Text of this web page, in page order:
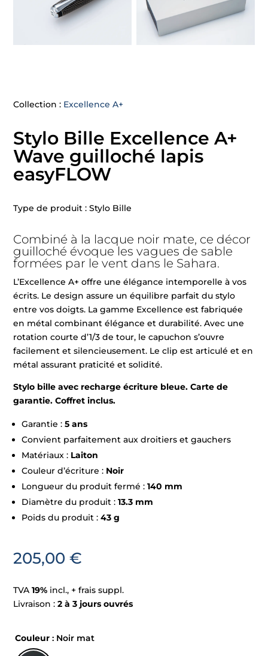
Collection : Excellence A+
Stylo Bille Excellence A+
Wave guilloché lapis
easyFLOW
Type de produit : Stylo Bille
Combiné à la lacque noir mate, ce décor
guilloché évoque les vagues de sable
formées par le vent dans le Sahara.
L’Excellence A+ offre une élégance intemporelle à vos
écrits. Le design assure un équilibre parfait du stylo
entre vos doigts. La gamme Excellence est fabriquée
en métal combinant élégance et durabilité. Avec une
rotation courte d’1/3 de tour, le capuchon s’ouvre
facilement et silencieusement. Le clip est articulé et en
métal assurant praticité et solidité.
Stylo bille avec recharge écriture bleue. Carte de
garantie. Coffret inclus.
Garantie :5 ans
Convient parfaitement aux droitiers et gauchers
Matériaux : Laiton
Couleur d’écriture : Noir
Longueur du produit fermé :140 mm
Diamètre du produit :13.3 mm
Poids du produit :43 g
205,00€
TVA19% incl., + frais suppl.
Livraison :2 à 3 jours ouvrés
Couleur : Noir mat